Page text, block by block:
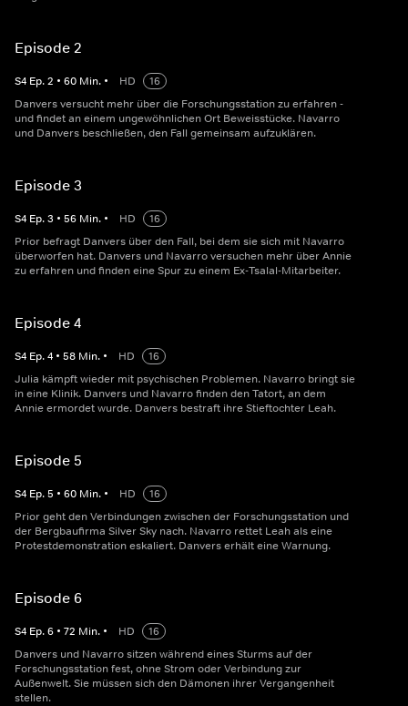
Episode 2
S4 Ep.2 • 60 Min. • HD
16
Danvers versucht mehr über die Forschungsstation zu erfahren -
und findet an einem ungewöhnlichen Ort Beweisstücke. Navarro
und Danvers beschließen, den Fall gemeinsam aufzuklären.
Episode 3
S4 Ep.3 • 56 Min. • HD
16
Prior befragt Danvers über den Fall, bei dem sie sich mit Navarro
überworfen hat. Danvers und Navarro versuchen mehr über Annie
zu erfahren und finden eine Spur zu einem Ex-Tsalal-Mitarbeiter.
Episode 4
S4 Ep.4 • 58 Min. • HD
16
Julia kämpft wieder mit psychischen Problemen. Navarro bringt sie
in eine Klinik. Danvers und Navarro finden den Tatort, an dem
Annie ermordet wurde. Danvers bestraft ihre Stieftochter Leah.
Episode 5
S4 Ep.5 • 60 Min. • HD
16
Prior geht den Verbindungen zwischen der Forschungsstation und
der Bergbaufirma Silver Sky nach. Navarro rettet Leah als eine
Protestdemonstration eskaliert. Danvers erhält eine Warnung.
Episode 6
S4 Ep.6 • 72 Min. • HD
16
Danvers und Navarro sitzen während eines Sturms auf der
Forschungsstation fest, ohne Strom oder Verbindung zur
Außenwelt. Sie müssen sich den Dämonen ihrer Vergangenheit
stellen.